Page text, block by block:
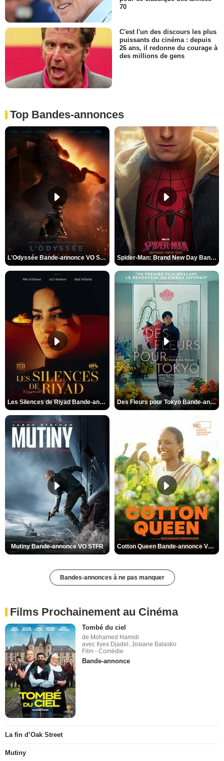
70
C'est l'un des discours les plus
puissants du cinéma : depuis
26 ans, il redonne du courage à
des millions de gens
Top Bandes-annonces
L'Odyssée Bande-annonce VO STFR Spider-Man: Brand New Day Bande-annonce VO STFR
Les Silences de Riyad Bande-annonce VO STFR Des Fleurs pour Tokyo Bande-annonce VO STFR
Mutiny Bande-annonce VO STFR Cotton Queen Bande-annonce VO STFR
Bandes-annonces à ne pas manquer
Films Prochainement au Cinéma
Tombé du ciel
de Mohamed Hamidi
avec Ilyes Djadel, Josiane Balasko
Film - Comédie
Bande-annonce
La fin d’Oak Street
Mutiny